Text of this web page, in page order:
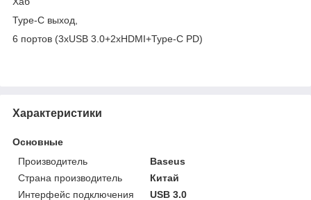
Type-C выход,
6 портов (3xUSB 3.0+2xHDMI+Type-C PD)
Характеристики
Основные
Производитель
Baseus
Страна производитель
Китай
Интерфейс подключения
USB 3.0